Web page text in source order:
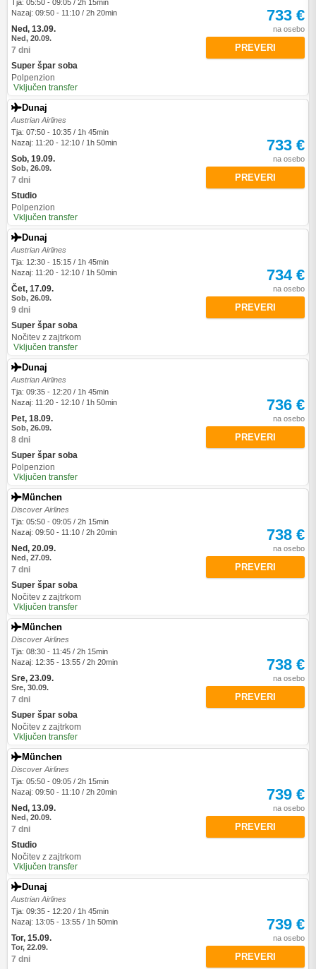
Tja: 05:50 - 09:05 / 2h 15min
Nazaj: 09:50 - 11:10 / 2h 20min
Ned, 13.09.
Ned, 20.09.
7 dni
Super špar soba
Polpenzion
Vključen transfer
733 €
na osebo
PREVERI
Dunaj
Austrian Airlines
Tja: 07:50 - 10:35 / 1h 45min
Nazaj: 11:20 - 12:10 / 1h 50min
Sob, 19.09.
Sob, 26.09.
7 dni
Studio
Polpenzion
Vključen transfer
733 €
na osebo
PREVERI
Dunaj
Austrian Airlines
Tja: 12:30 - 15:15 / 1h 45min
Nazaj: 11:20 - 12:10 / 1h 50min
Čet, 17.09.
Sob, 26.09.
9 dni
Super špar soba
Nočitev z zajtrkom
Vključen transfer
734 €
na osebo
PREVERI
Dunaj
Austrian Airlines
Tja: 09:35 - 12:20 / 1h 45min
Nazaj: 11:20 - 12:10 / 1h 50min
Pet, 18.09.
Sob, 26.09.
8 dni
Super špar soba
Polpenzion
Vključen transfer
736 €
na osebo
PREVERI
München
Discover Airlines
Tja: 05:50 - 09:05 / 2h 15min
Nazaj: 09:50 - 11:10 / 2h 20min
Ned, 20.09.
Ned, 27.09.
7 dni
Super špar soba
Nočitev z zajtrkom
Vključen transfer
738 €
na osebo
PREVERI
München
Discover Airlines
Tja: 08:30 - 11:45 / 2h 15min
Nazaj: 12:35 - 13:55 / 2h 20min
Sre, 23.09.
Sre, 30.09.
7 dni
Super špar soba
Nočitev z zajtrkom
Vključen transfer
738 €
na osebo
PREVERI
München
Discover Airlines
Tja: 05:50 - 09:05 / 2h 15min
Nazaj: 09:50 - 11:10 / 2h 20min
Ned, 13.09.
Ned, 20.09.
7 dni
Studio
Nočitev z zajtrkom
Vključen transfer
739 €
na osebo
PREVERI
Dunaj
Austrian Airlines
Tja: 09:35 - 12:20 / 1h 45min
Nazaj: 13:05 - 13:55 / 1h 50min
Tor, 15.09.
Tor, 22.09.
7 dni
739 €
na osebo
PREVERI